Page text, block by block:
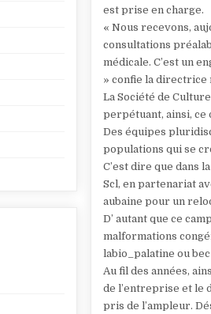
est prise en charge.
« Nous recevons,
consultations
médicale. C’est un
» confie la directrice
La Société de
perpétuant, ainsi, ce
Des équipes
populations qui se
C’est dire que dans
Scl, en partenariat
aubaine pour un
D’ autant que ce
malformations
labio_palatine ou
Au fil des années,
de l’entreprise et le
pris de l’ampleur.